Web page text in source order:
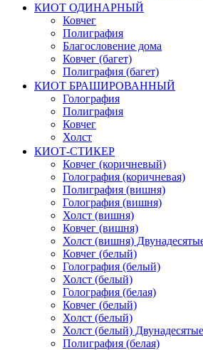
КИОТ ОДИНАРНЫЙ
Ковчег
Полиграфия
Благословение дома
Ковчег (багет)
Полиграфия (багет)
КИОТ БРАШИРОВАННЫЙ
Голография
Полиграфия
Ковчег
Холст
КИОТ-СТИКЕР
Ковчег (коричневый)
Голография (коричневая)
Полиграфия (вишня)
Голография (вишня)
Холст (вишня)
Ковчег (вишня)
Холст (вишня)
Ковчег (белый)
Голография (белый)
Холст (белый)
Голография (белая)
Ковчег (белый)
Холст (белый)
Холст (белый)
Полиграфия (белая)